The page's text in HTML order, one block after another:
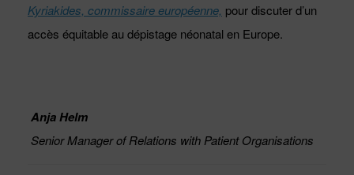
Kyriakides, commissaire européenne, pour discuter d’un
accès équitable au dépistage néonatal en Europe.
Anja Helm
Senior Manager of Relations with Patient Organisations